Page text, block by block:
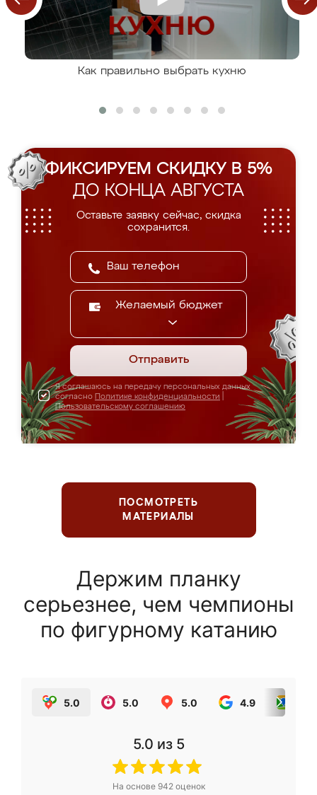
Как правильно выбрать кухню
ФИКСИРУЕМ СКИДКУ В 5%
ДО КОНЦА АВГУСТА
Оставьте заявку сейчас, скидка
сохранится.
Желаемый бюджет
Отправить
Я соглашаюсь на передачу персональных данных
согласно Политике конфиденциальности
Пользовательскому соглашению
ПОСМОТРЕТЬ
МАТЕРИАЛЫ
Держим планку
серьезнее, чем чемпионы
по фигурному катанию
5.0 5.0 5.0 4.9
5.0 из 5
На основе 942оценок